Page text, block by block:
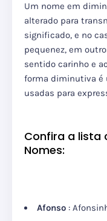
Um nome em
alterado para
significado, e no
pequenez, em
sentido carinho e
forma diminutiva é
usadas para
Confira a lista
Nomes:
Afonso :